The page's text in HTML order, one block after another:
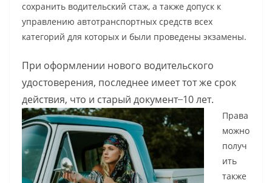
сохранить водительский стаж, а также допуск к
управлению автотранспортных средств всех
категорий для которых и были проведены экзамены.
При оформлении нового водительского
удостоверения, последнее имеет тот же срок
действия, что и старый документ ̶ 10 лет.
Права
можно
получ
ить
также